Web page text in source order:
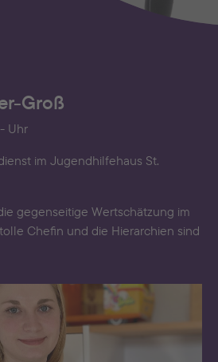
Groß
Uhr
im Jugendhilfehaus St.
gegenseitige Wertschätzung im
Chefin und die Hierarchien sind